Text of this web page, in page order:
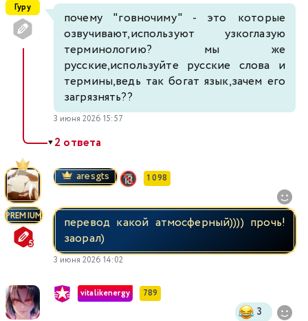
Гуру
почему "говночиму" - это которые
озвучивают,используют узкоглазую
терминологию? мы же
русские,используйте русские слова и
термины,ведь так богат язык,зачем его
загрязнять??
3 июня 2026 15:57
▼2 ответа
PREMIUM
aresgts 1 098
перевод какой атмосферный)))) прочь!
заорал)
3 июня 2026 14:02
vitalikenergy 789
3